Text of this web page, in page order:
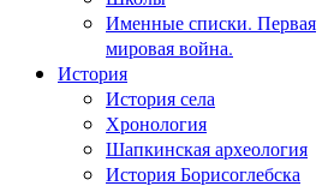
Именные списки. Первая
мировая война.
История
История села
Хронология
Шапкинская археология
История Борисоглебска